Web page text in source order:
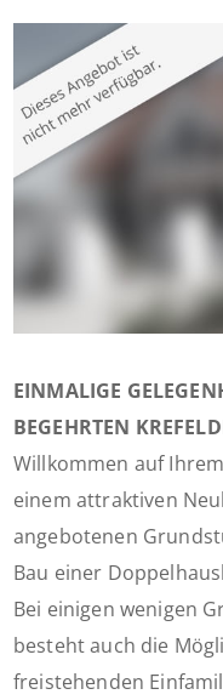
EINMALIGE
BEGEHRTEN
Willkommen auf
einem attraktiven
angebotenen
Bau einer
Bei einigen wenigen
besteht auch die
freistehenden